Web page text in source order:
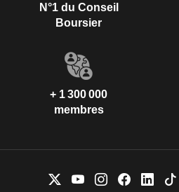
N°1 du Conseil
Boursier
+ 1 300 000
membres